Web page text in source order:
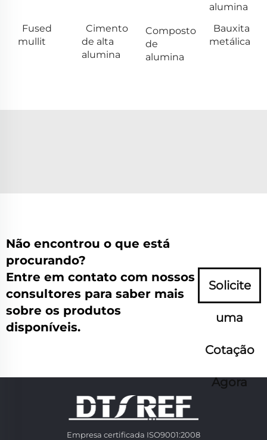
alumina
Fused
mullit
Cimento
de alta
alumina
Composto
de
alumina
Bauxita
metálica
Não encontrou o que está
procurando?
Entre em contato com nossos
consultores para saber mais
sobre os produtos
disponíveis.
Solicite
uma
Cotação
Agora
Empresa certificada ISO9001:2008